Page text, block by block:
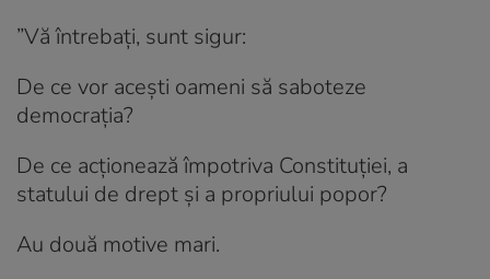
”Vă întrebați, sunt sigur:
De ce vor acești oameni să saboteze
democrația?
De ce acționează împotriva Constituției, a
statului de drept și a propriului popor?
Au două motive mari.